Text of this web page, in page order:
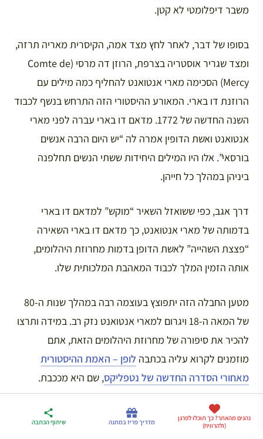
משבר דיפלומטי לא קטן.
בסופו של דבר, לאחר לחץ מצד אמה, הקיסרית מאריה תרזה,
ומצד שגריר אוסטריה בצרפת, הרוזן דה מרסי (Comte de
Mercy) הסכימה מארי אנטואנט להחליף כמה מילים עם
הרוזנת דו בארי. המאורע ההיסטורי הזה התרחש בנשף לכבוד
השנה החדשה של 1772. מדאם דו בארי עברה לפני מארי
אנטואנט ואשת הדופין אמרה לה “יש היום הרבה אנשים
בורסאי”. אלו היו המילים היחידות ששתי הנשים תחלפנה
ביניהן במהלך כל חייהן.
דרך אגב, כפי ששואזל השאיר “מוקש” למדאם דו בארי
בדמותה של מארי אנטואנט, כך מדאם דו בארי השאירה
“פצצת השהייה” לאשת הדופן בדמות מחרוזת היהלומים,
אותה הזמין המלך לכבוד המאהבת המלכותית שלו.
מטען החבלה הזה יתפוצץ בעוצמה רבה במהלך שנות ה-80
של המאה ה-18 ויגרום למארי אנטואנט נזק רב. במידה ותרצו
להכיר את סיפורה של מחרוזת היהלומים הזאת, אתם
מוזמנים לקרוא עליה בכתבה לופן – האמת ההיסטורית
מאחורי הסדרה החדשה של נטפליקס, שם היא מככבת.
ארגז הכלים שלי
לטיול בצרפת
מדריך פריז
במתנה
דברו
איתי בווטסאפ
נהנים מהאתר? כך תוכלו לפרגן
(ולהרוויח)
מדריך פריז במתנה שיתוף הכתבה